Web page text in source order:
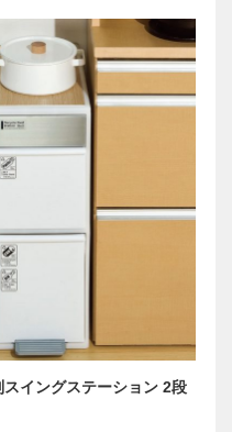
イングステーション 2段